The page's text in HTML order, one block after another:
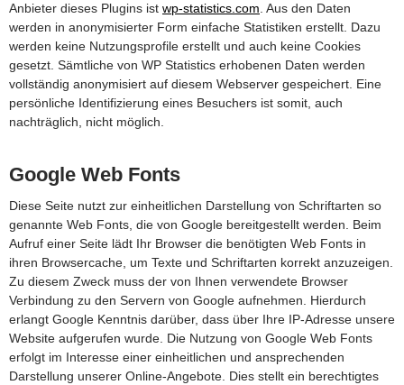
Anbieter dieses Plugins ist wp-statistics.com. Aus den Daten
werden in anonymisierter Form einfache Statistiken erstellt. Dazu
werden keine Nutzungsprofile erstellt und auch keine Cookies
gesetzt. Sämtliche von WP Statistics erhobenen Daten werden
vollständig anonymisiert auf diesem Webserver gespeichert. Eine
persönliche Identifizierung eines Besuchers ist somit, auch
nachträglich, nicht möglich.
Google Web Fonts
Diese Seite nutzt zur einheitlichen Darstellung von Schriftarten so
genannte Web Fonts, die von Google bereitgestellt werden. Beim
Aufruf einer Seite lädt Ihr Browser die benötigten Web Fonts in
ihren Browsercache, um Texte und Schriftarten korrekt anzuzeigen.
Zu diesem Zweck muss der von Ihnen verwendete Browser
Verbindung zu den Servern von Google aufnehmen. Hierdurch
erlangt Google Kenntnis darüber, dass über Ihre IP-Adresse unsere
Website aufgerufen wurde. Die Nutzung von Google Web Fonts
erfolgt im Interesse einer einheitlichen und ansprechenden
Darstellung unserer Online-Angebote. Dies stellt ein berechtigtes